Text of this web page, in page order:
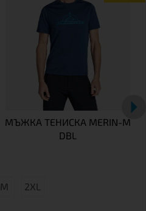
МЪЖКА ТЕНИСКА MERIN-M
DBL
M 2XL